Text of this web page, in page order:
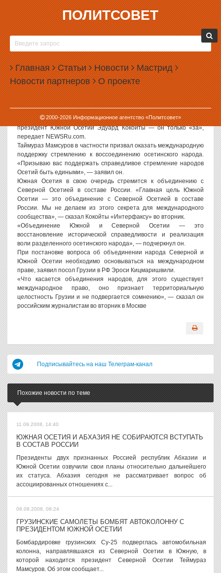
ПОЛИТСОВЕТ
Главная Статьи Новости Мастрид
Новости партнеров О проекте
2000-2026Информационное агентство «Политсовет»
21.05.2008, 07:55
ОБЕ ОСЕТИИ ХОТЯТ ОБЪЕДИНЕНИЯ В
СОСТАВЕ РОССИИ
Глава Республики Северная Осетия Таймураз Мамсуров
высказался в четверг за объединение Северной и Южной
Осетии. Об этом он заявил, выступая в Москве перед
иностранными инвесторами и представителями
дипломатического корпуса на презентации Республики Северная
Осетия-Алания. На инициативу Мамсурова откликнулся
президент Южной Осетии Эдуард Кокойты — он только «за»,
передает NEWSRu.com.
Таймураз Мамсуров в частности призвал оказать международную
поддержку стремлению к воссоединению осетинского народа.
«Призываю вас поддержать справедливое стремление народов
Осетий быть едиными», — заявил он.
Южная Осетия в свою очередь стремится к объединению с
Северной Осетией в составе России. «Главная цель Южной
Осетии — это объединение с Северной Осетией в составе
России. Мы не делаем из этого секрета для международного
сообщества», — сказал Кокойты «Интерфаксу» во вторник.
«Объединение Южной и Северной Осетии — это
восстановление исторической справедливости и реализация
воли разделенного осетинского народа», — подчеркнул он.
При постановке вопроса об объединении народа Северной и
Южной Осетии необходимо основываться на международном
праве, заявил посол Грузии в РФ Эроси Кицмаришвили.
«Что касается объединения народов, для этого существует
международное право, оно признает территориальную
целостность Грузии и не подвергается сомнению», — сказал он
российским журналистам во вторник в Москве
Подписывайтесь на наш Телеграм-канал
Похожие новости по теме
11.09.2008, 14:40
ЮЖНАЯ ОСЕТИЯ И АБХАЗИЯ НЕ СОБИРАЮТСЯ ВСТУПАТЬ
В СОСТАВ РОССИИ
Президенты двух признанных Россией республик Абхазии и
Южной Осетии озвучили свои планы относительно дальнейшего
их статуса. Абхазия сегодня не рассматривает вопрос об
ассоциированных отношениях с...
08.08.2008, 08:24
ГРУЗИНСКИЕ САМОЛЕТЫ БОМБЯТ АВТОКОЛОННУ С
ПРЕЗИДЕНТОМ ЮЖНОЙ ОСЕТИИ
Бомбардировке грузинских Су-25 подверглась автомобильная
колонна, направлявшаяся из Северной Осетии в Южную, в
которой находится президент Северной Осетии Теймураз
Мамсуров. Об этом сообщает...